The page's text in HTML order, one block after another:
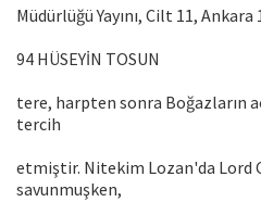
Müdürlüğü Yayını, Cilt 11, Ankara
94 HÜSEYİN TOSUN
tere, harpten sonra Boğazların
tercih
etmiştir. Nitekim Lozan'da Lord
savunmuşken,